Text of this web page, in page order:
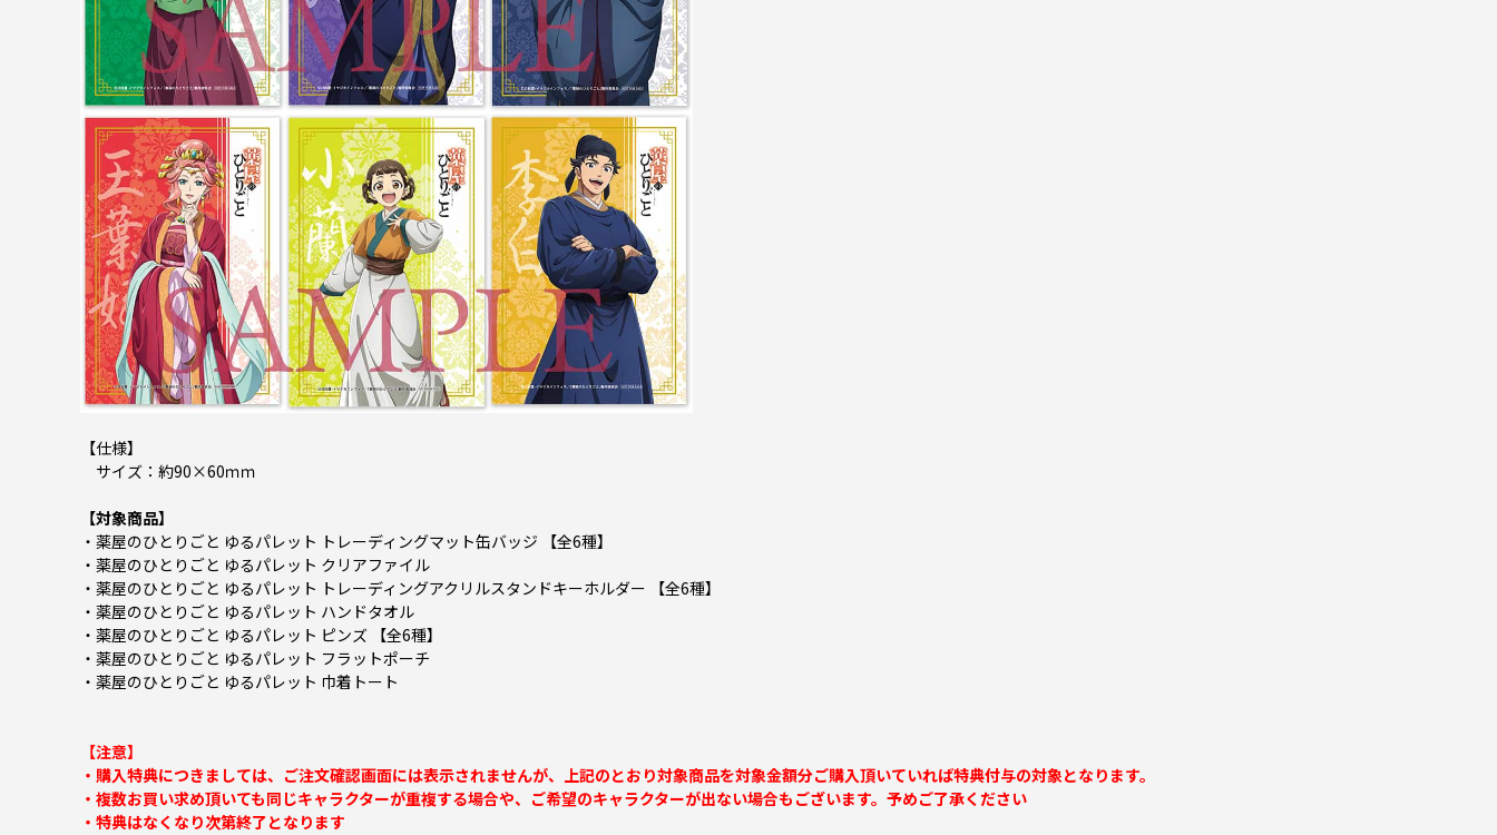
【仕様】
サイズ：約90×60ｍｍ
【対象商品】
・薬屋のひとりごと ゆるパレット トレーディングマット缶バッジ 【全6種】
・薬屋のひとりごと ゆるパレット クリアファイル
・薬屋のひとりごと ゆるパレット トレーディングアクリルスタンドキーホルダー 【全6種】
・薬屋のひとりごと ゆるパレット ハンドタオル
・薬屋のひとりごと ゆるパレット ピンズ 【全6種】
・薬屋のひとりごと ゆるパレット フラットポーチ
・薬屋のひとりごと ゆるパレット 巾着トート
【注意】
・購入特典につきましては、ご注文確認画面には表示されませんが、上記のとおり対象商品を対象金額分ご購入頂いていれば特典付与の対象となります。
・複数お買い求め頂いても同じキャラクターが重複する場合や、ご希望のキャラクターが出ない場合もございます。予めご了承ください
・特典はなくなり次第終了となります